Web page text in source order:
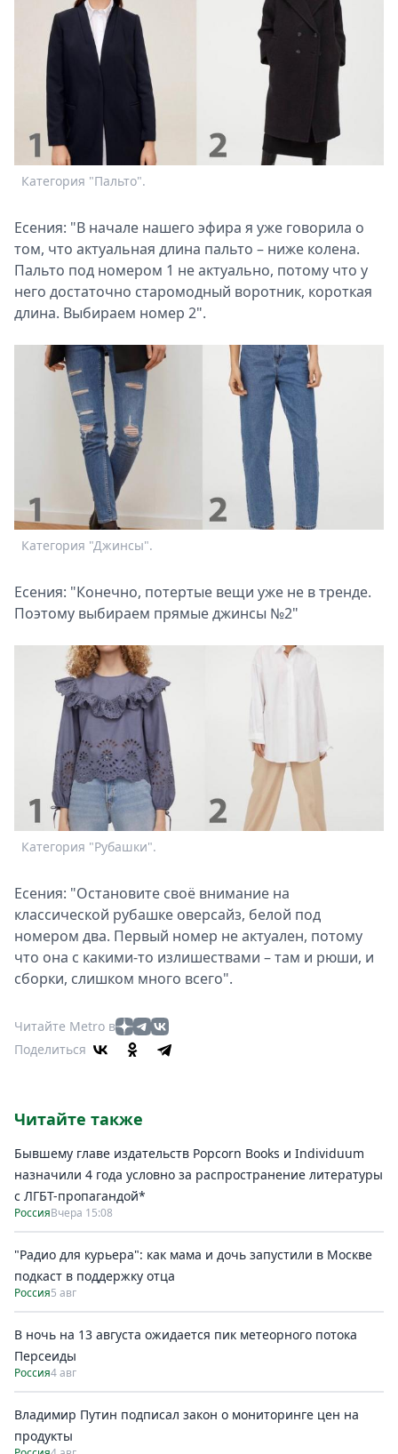
Категория "Пальто".
Есения: "В начале нашего эфира я уже говорила о
том, что актуальная длина пальто – ниже колена.
Пальто под номером 1 не актуально, потому что у
него достаточно старомодный воротник, короткая
длина. Выбираем номер 2".
Категория "Джинсы".
Есения: "Конечно, потертые вещи уже не в тренде.
Поэтому выбираем прямые джинсы №2"
Категория "Рубашки".
Есения: "Остановите своё внимание на
классической рубашке оверсайз, белой под
номером два. Первый номер не актуален, потому
что она с какими-то излишествами – там и рюши, и
сборки, слишком много всего".
Читайте Metro в
Поделиться
Читайте также
Бывшему главе издательств Popcorn Books и Individuum
назначили 4 года условно за распространение литературы
с ЛГБТ-пропагандой*
РоссияВчера 15:08
"Радио для курьера": как мама и дочь запустили в Москве
подкаст в поддержку отца
Россия5 авг
В ночь на 13 августа ожидается пик метеорного потока
Персеиды
Россия4 авг
Владимир Путин подписал закон о мониторинге цен на
продукты